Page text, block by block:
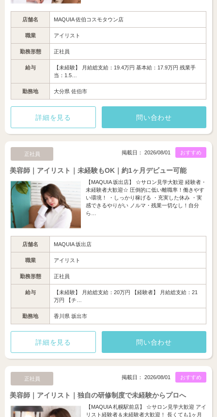
店舗名 MAQUIA 佐伯コスモタウン店
職業 アイリスト
勤務形態 正社員
給与
【未経験】 月給総支給：19.4万円 基本給：17.9万円 残業手
当：1.5…
勤務地 大分県 佐伯市
詳細を見る 問い合わせ
正社員 おすすめ
掲載日： 2026/08/01
美容師｜アイリスト｜未経験もOK｜約1ヶ月デビュー可能
【MAQUIA 坂出店】 ☆サロン見学大歓迎 経験者・
未経験者大歓迎☆ 圧倒的に低い離職率！働きやす
い環境！ ・しっかり稼げる ・充実した休み ・実
感できるやりがい ノルマ・残業一切なし！自分
ら…
店舗名 MAQUIA 坂出店
職業 アイリスト
勤務形態 正社員
給与
【未経験】 月給総支給：20万円 【経験者】 月給総支給：21
万円 【チ…
勤務地 香川県 坂出市
詳細を見る 問い合わせ
正社員 おすすめ
掲載日： 2026/08/01
美容師｜アイリスト｜独自の研修制度で未経験からプロへ
【MAQUIA 札幌駅前店】 ☆サロン見学大歓迎 アイ
リスト経験者＆未経験者大歓迎！ 長くても1ヶ月